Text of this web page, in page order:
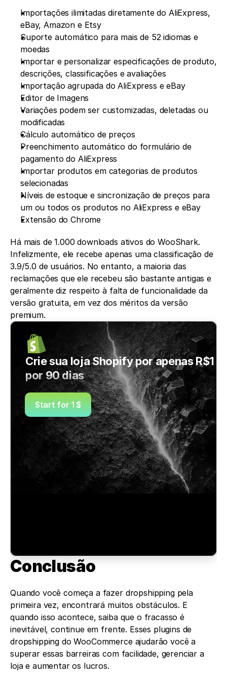
Importações ilimitadas diretamente do AliExpress,
eBay, Amazon e Etsy
Suporte automático para mais de 52 idiomas e
moedas
Importar e personalizar especificações de produto,
descrições, classificações e avaliações
Importação agrupada do AliExpress e eBay
Editor de Imagens
Variações podem ser customizadas, deletadas ou
modificadas
Cálculo automático de preços
Preenchimento automático do formulário de
pagamento do AliExpress
Importar produtos em categorias de produtos
selecionadas
Níveis de estoque e sincronização de preços para
um ou todos os produtos no AliExpress e eBay
Extensão do Chrome
Há mais de 1.000 downloads ativos do WooShark.
Infelizmente, ele recebe apenas uma classificação de
3.9/5.0 de usuários. No entanto, a maioria das
reclamações que ele recebeu são bastante antigas e
geralmente diz respeito à falta de funcionalidade da
versão gratuita, em vez dos méritos da versão
premium.
Crie sua loja Shopify por apenas R$1
por 90 dias
Start for 1 $
Conclusão
Quando você começa a fazer dropshipping pela
primeira vez, encontrará muitos obstáculos. E
quando isso acontece, saiba que o fracasso é
inevitável, continue em frente. Esses plugins de
dropshipping do WooCommerce ajudarão você a
superar essas barreiras com facilidade, gerenciar a
loja e aumentar os lucros.